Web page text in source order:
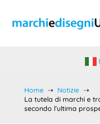
contenuto
Home
Notizie
La tutela di marchi e
secondo l’ultima